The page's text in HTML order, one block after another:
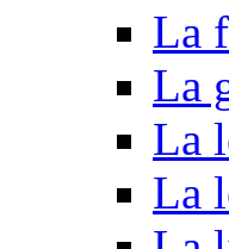
La
La
La
La